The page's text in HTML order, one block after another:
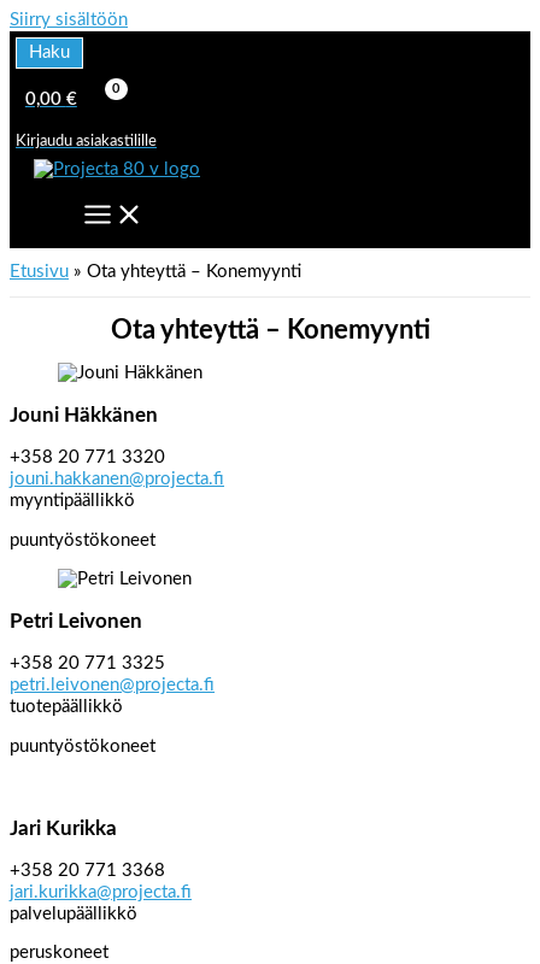
Siirry sisältöön
Haku
0,00 €
Kirjaudu asiakastilille
Etusivu Ota yhteyttä – Konemyynti
Ota yhteyttä – Konemyynti
Jouni Häkkänen
+358 20 771 3320
jouni.hakkanen@projecta.fi
myyntipäällikkö
puuntyöstökoneet
Petri Leivonen
+358 20 771 3325
petri.leivonen@projecta.fi
tuotepäällikkö
puuntyöstökoneet
Jari Kurikka
+358 20 771 3368
jari.kurikka@projecta.fi
palvelupäällikkö
peruskoneet